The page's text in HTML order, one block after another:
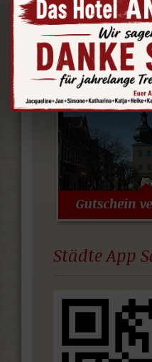
Nebenstrecken
wunderschöne
Herzen
Städte App